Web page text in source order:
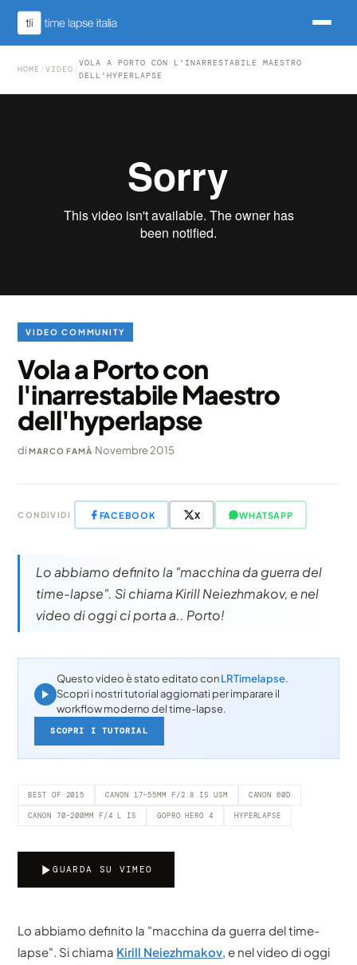
HOME /VIDEO /
VOLA A PORTO CON L'INARRESTABILE MAESTRO
DELL'HYPERLAPSE
VIDEO COMMUNITY
Vola a Porto con
l'inarrestabile Maestro
dell'hyperlapse
diMARCO FAMÀ·Novembre 2015
CONDIVIDI FACEBOOK X WHATSAPP
Lo abbiamo definito la "macchina da guerra del
time-lapse". Si chiama Kirill Neiezhmakov, e nel
video di oggi ci porta a.. Porto!
Questo video è stato editato conLRTimelapse.
Scopri i nostri tutorial aggiornati per imparare il
workflow moderno del time-lapse.
SCOPRI I TUTORIAL
BEST OF 2015 CANON 17-55MM F/2.8 IS USM CANON 60D
CANON 70-200MM F/4 L IS GOPRO HERO 4 HYPERLAPSE
GUARDA SU VIMEO
Lo abbiamo definito la "macchina da guerra del time-
lapse". Si chiama Kirill Neiezhmakov, e nel video di oggi